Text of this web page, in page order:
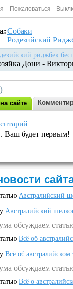
Пожаловаться
Собаки
Родезийский
риджбек
Дони -
сайте
Ваш будет первым!
Австралийский
Австралийский
обсуждаем
Всё об
Всё об австралийском
обсуждаем
Всё о